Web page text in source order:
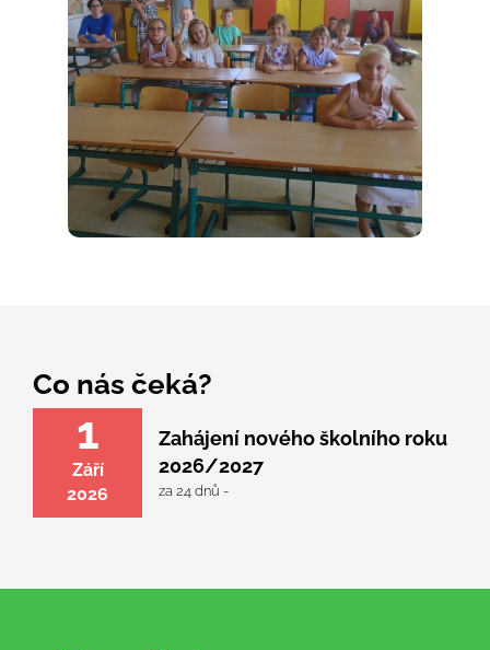
Co nás čeká?
1
Září
2026
Zahájení nového školního roku
2026/2027
za 24 dnů -